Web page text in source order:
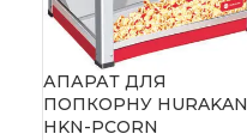
АПАРАТ ДЛЯ
ПОПКОРНУ HURAKAN
HKN-PCORN